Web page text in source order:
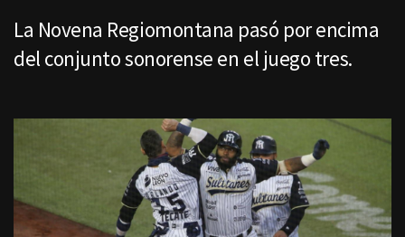
La Novena Regiomontana pasó por encima
del conjunto sonorense en el juego tres.